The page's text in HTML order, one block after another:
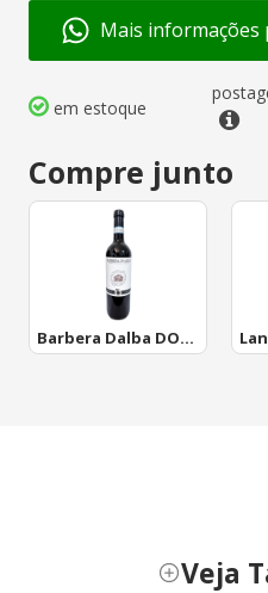
Mais informações
em estoque
Compre junto
Barbera Dalba DOCG 2021 Cantina Claversana
Veja